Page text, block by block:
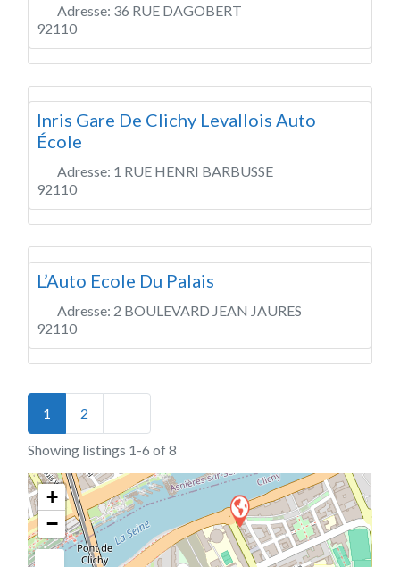
Adresse: 36 RUE DAGOBERT
92110
Inris Gare De Clichy Levallois Auto
École
Adresse: 1 RUE HENRI BARBUSSE
92110
L’Auto Ecole Du Palais
Adresse: 2 BOULEVARD JEAN JAURES
92110
Posts navigation
1 2
Showing listings 1-6 of 8
+
−